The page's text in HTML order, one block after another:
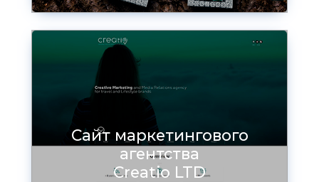
Сайт маркетингового
агентства
Creatio LTD